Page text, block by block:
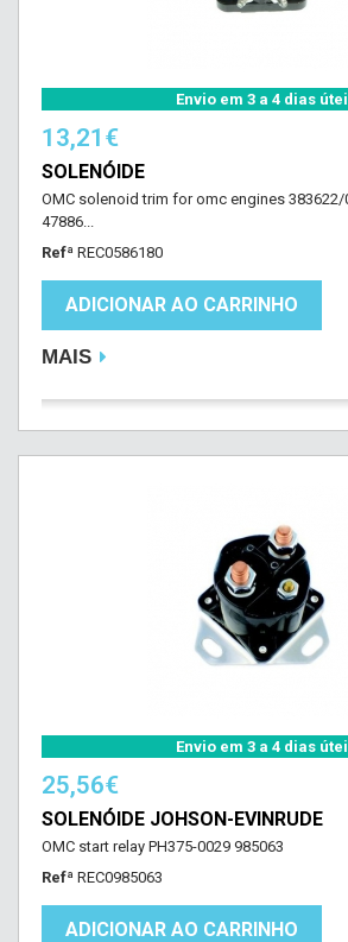
Envio em 3 a 4 dias
13,21€
SOLENÓIDE
OMC solenoid trim for omc engines 383622/
47886...
Refª REC0586180
ADICIONAR AO CARRINHO
MAIS
Envio em 3 a 4 dias
25,56€
SOLENÓIDE JOHSON-EVINRUDE
OMC start relay PH375-0029 985063
Refª REC0985063
ADICIONAR AO CARRINHO